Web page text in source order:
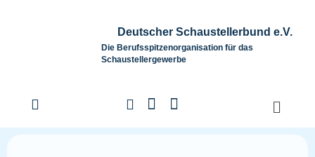
Deutscher Schaustellerbund e.V.
Die Berufsspitzenorganisation für das
Schaustellergewerbe